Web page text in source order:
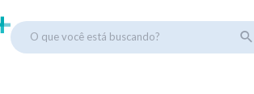
O que você está buscando?